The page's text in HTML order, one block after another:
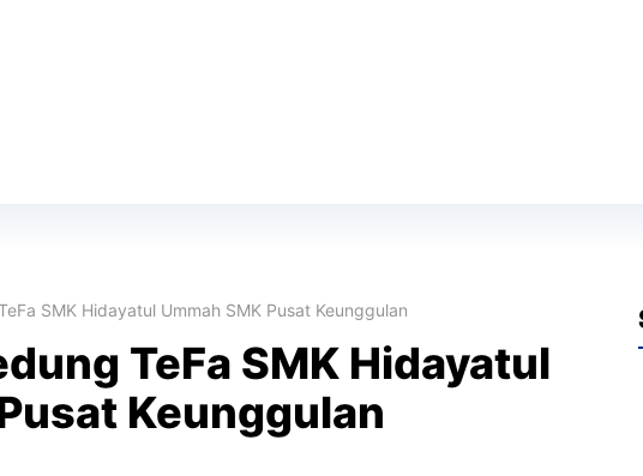
SMK Hidayatul Ummah SMK Pusat Keunggulan
TeFa SMK Hidayatul
Keunggulan